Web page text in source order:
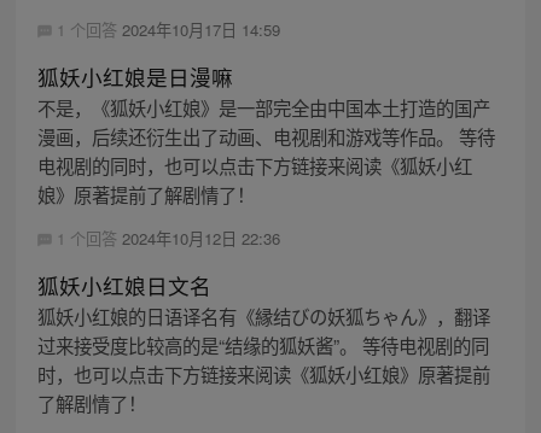
1 个回答 2024年10月17日 14:59
狐妖小红娘是日漫嘛
不是，《狐妖小红娘》是一部完全由中国本土打造的国产
漫画，后续还衍生出了动画、电视剧和游戏等作品。 等待
电视剧的同时，也可以点击下方链接来阅读《狐妖小红
娘》原著提前了解剧情了！
1 个回答 2024年10月12日 22:36
狐妖小红娘日文名
狐妖小红娘的日语译名有《縁结びの妖狐ちゃん》，翻译
过来接受度比较高的是“结缘的狐妖酱”。 等待电视剧的同
时，也可以点击下方链接来阅读《狐妖小红娘》原著提前
了解剧情了！